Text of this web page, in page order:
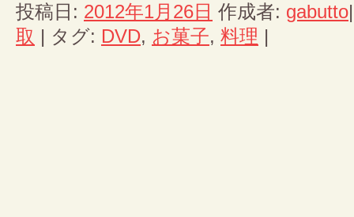
投稿日: 2012年1月26日 作成者: gabutto
取 | タグ: DVD, お菓子, 料理 |